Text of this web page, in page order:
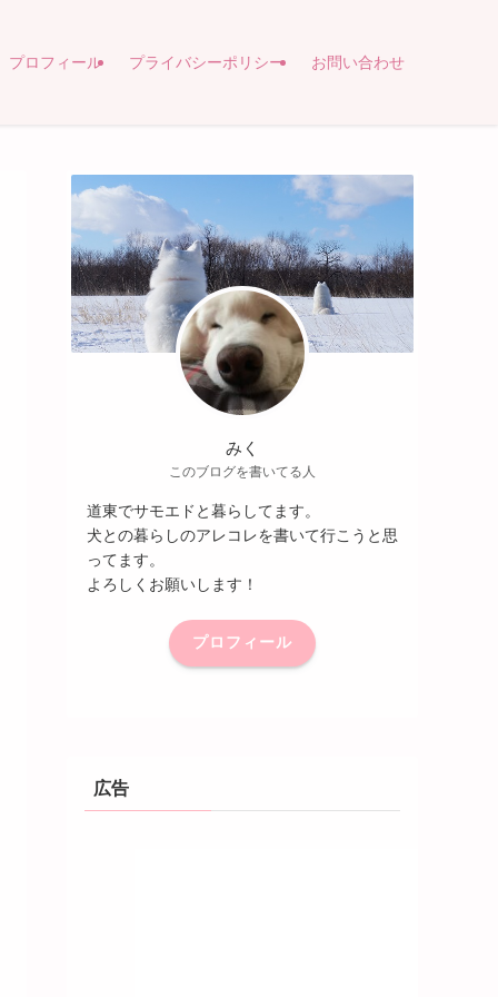
プロフィール プライバシーポリシー お問い合わせ
みく
このブログを書いてる人
道東でサモエドと暮らしてます。
犬との暮らしのアレコレを書いて行こうと思
ってます。
よろしくお願いします！
プロフィール
広告